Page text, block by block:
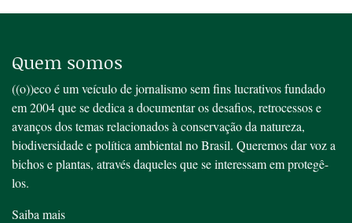
Quem somos
((o))eco é um veículo de jornalismo sem fins lucrativos fundado
em 2004 que se dedica a documentar os desafios, retrocessos e
avanços dos temas relacionados à conservação da natureza,
biodiversidade e política ambiental no Brasil. Queremos dar voz a
bichos e plantas, através daqueles que se interessam em protegê-
los.
Saiba mais